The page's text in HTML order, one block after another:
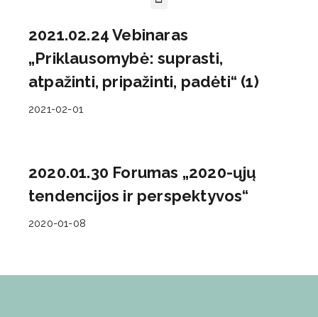
2021.02.24 Vebinaras
„Priklausomybė: suprasti,
atpažinti, pripažinti, padėti“ (1)
2021-02-01
2020.01.30 Forumas „2020-ųjų
tendencijos ir perspektyvos“
2020-01-08